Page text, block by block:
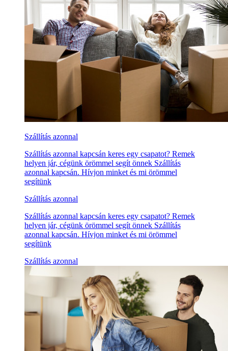
Szállítás azonnal
Szállítás azonnal kapcsán keres egy csapatot? Remek
helyen jár, cégünk örömmel segít önnek Szállítás
azonnal kapcsán. Hívjon minket és mi örömmel
segítünk
Szállítás azonnal
Szállítás azonnal kapcsán keres egy csapatot? Remek
helyen jár, cégünk örömmel segít önnek Szállítás
azonnal kapcsán. Hívjon minket és mi örömmel
segítünk
Szállítás azonnal